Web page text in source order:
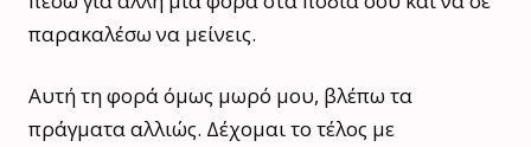
παρακαλέσω να μείνεις.
Αυτή τη φορά όμως μωρό μου, βλέπω τα
πράγματα αλλιώς. Δέχομαι το τέλος με